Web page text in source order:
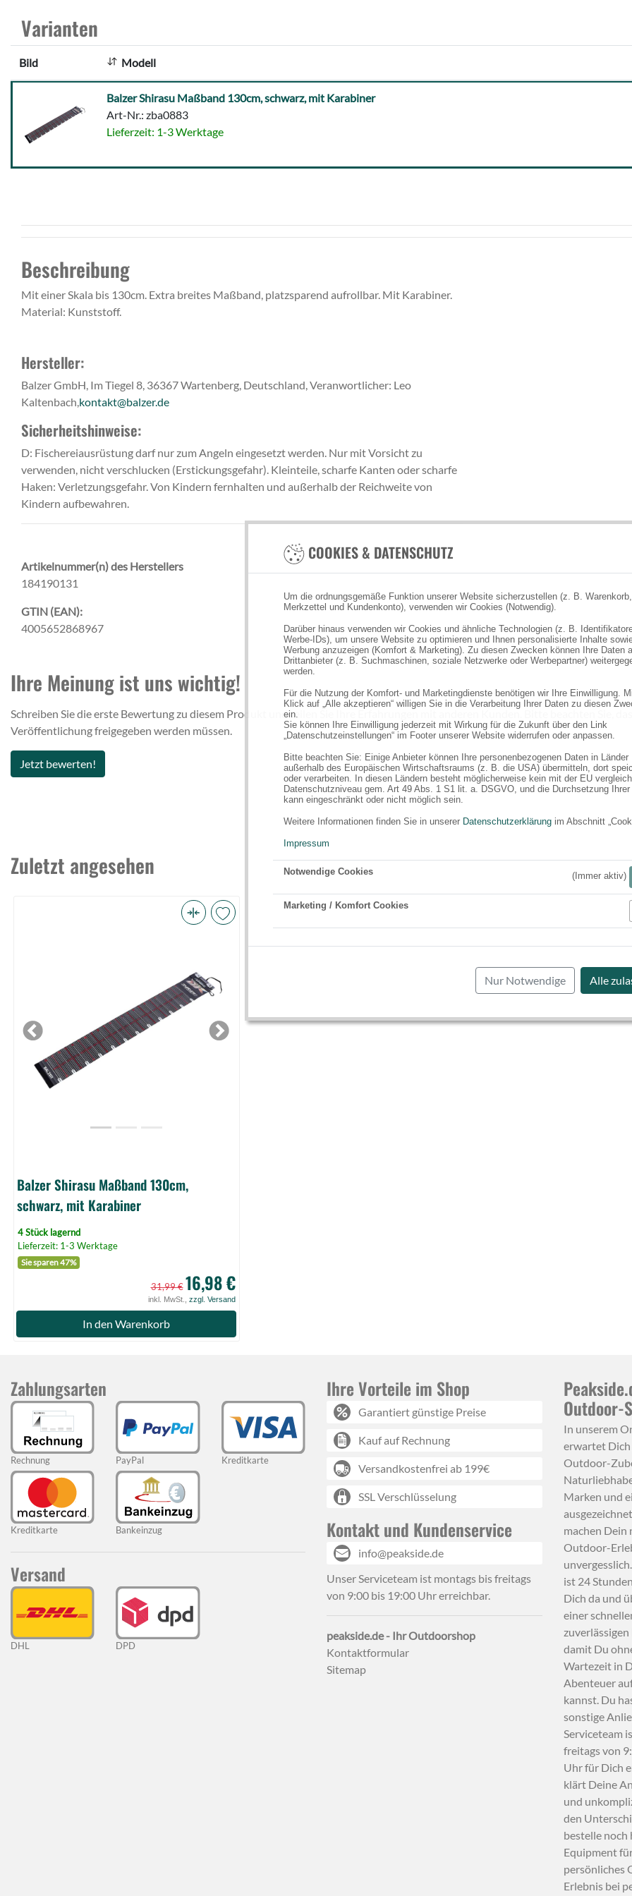
COOKIES & DATENSCHUTZ
Um die ordnungsgemäße Funktion unserer Website sicherzustellen (z. B. Warenkorb,
Merkzettel und Kundenkonto), verwenden wir Cookies (Notwendig).
Darüber hinaus verwenden wir Cookies und ähnliche Technologien (z. B.
Werbe-IDs), um unsere Website zu optimieren und Ihnen personalisierte Inhalte
Werbung anzuzeigen (Komfort & Marketing). Zu diesen Zwecken können Ihre Daten
Drittanbieter (z. B. Suchmaschinen, soziale Netzwerke oder Werbepartner)
werden.
Für die Nutzung der Komfort- und Marketingdienste benötigen wir Ihre Einwilligung.
Klick auf „Alle akzeptieren“ willigen Sie in die Verarbeitung Ihrer Daten zu diesen
ein.
Sie können Ihre Einwilligung jederzeit mit Wirkung für die Zukunft über den Link
„Datenschutzeinstellungen“ im Footer unserer Website widerrufen oder anpassen.
Bitte beachten Sie: Einige Anbieter können Ihre personenbezogenen Daten in Länder
außerhalb des Europäischen Wirtschaftsraums (z. B. die USA) übermitteln, dort
oder verarbeiten. In diesen Ländern besteht möglicherweise kein mit der EU
Datenschutzniveau gem. Art 49 Abs. 1 S1 lit. a. DSGVO, und die Durchsetzung
kann eingeschränkt oder nicht möglich sein.
Weitere Informationen finden Sie in unserer Datenschutzerklärung im Abschnitt
Impressum
Notwendige Cookies (Immer aktiv)
Marketing / Komfort Cookies
Nur Notwendige Alle
Varianten
Bild Modell
Maßband
130cm,
schwarz,
Balzer Shirasu Maßband 130cm, schwarz, mit Karabiner
Art-Nr.: zba0883
Lieferzeit: 1-3 Werktage
Beschreibung
Mit einer Skala bis 130cm. Extra breites Maßband, platzsparend aufrollbar. Mit Karabiner.
Material: Kunststoff.
Hersteller:
Balzer GmbH, Im Tiegel 8, 36367 Wartenberg, Deutschland, Veranwortlicher: Leo
Kaltenbach, kontakt@balzer.de
Sicherheitshinweise:
D: Fischereiausrüstung darf nur zum Angeln eingesetzt werden. Nur mit Vorsicht zu
verwenden, nicht verschlucken (Erstickungsgefahr). Kleinteile, scharfe Kanten oder scharfe
Haken: Verletzungsgefahr. Von Kindern fernhalten und außerhalb der Reichweite von
Kindern aufbewahren.
Artikelnummer(n) des Herstellers
184190131
GTIN (EAN):
4005652868967
Ihre Meinung ist uns wichtig!
Schreiben Sie die erste Bewertung zu diesem Produkt und teilen Sie Ihre Erfahrungen mit anderen Kunden. Bitte beachten Sie,
Veröffentlichung freigegeben werden müssen.
Jetzt bewerten!
Zuletzt angesehen
Karabiner
Previous Next
Balzer Shirasu Maßband 130cm,
schwarz, mit Karabiner
4 Stück lagernd
Lieferzeit: 1-3 Werktage
Sie sparen 47%
31,99 € 16,98 €
inkl. MwSt., zzgl. Versand
In den Warenkorb
Zahlungsarten
Rechnung PayPal Kreditkarte
Kreditkarte Bankeinzug
Versand
DHL DPD
Ihre Vorteile im Shop
Garantiert günstige Preise
Kauf auf Rechnung
Versandkostenfrei ab 199€
SSL Verschlüsselung
Kontakt und Kundenservice
info@peakside.de
Unser Serviceteam ist montags bis freitags
von 9:00 bis 19:00 Uhr erreichbar.
peakside.de - Ihr Outdoorshop
Kontaktformular
Sitemap
Outdoor-
In unserem
erwartet
Outdoor-
Marken und
machen Dein
Outdoor-
ist 24
Dich da und
einer
damit Du
Wartezeit in
Abenteuer
kannst. Du
sonstige
Serviceteam
freitags von
Uhr für Dich
klärt Deine
und
den
bestelle noch
Equipment
persönliches
Erlebnis bei